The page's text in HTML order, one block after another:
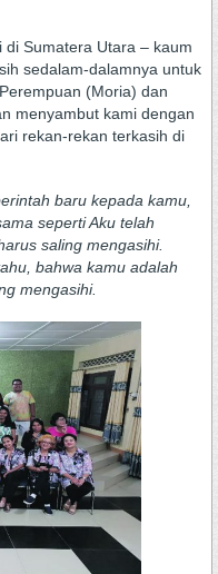
Sumatera Utara – kaum
sedalam-dalamnya untuk
(Moria) dan
menyambut kami dengan
rekan-rekan terkasih di
baru kepada kamu,
seperti Aku telah
saling mengasihi.
bahwa kamu adalah
mengasihi.